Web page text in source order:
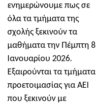
ενημερώνουμε πως σε
όλα τα τμήματα της
σχολής ξεκινούν τα
μαθήματα την Πέμπτη 8
Ιανουαρίου 2026.
Εξαιρούνται τα τμήματα
προετοιμασίας για ΑΕΙ
που ξεκινούν με